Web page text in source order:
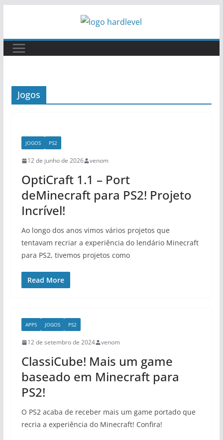
o
conteúdo
Jogos
JOGOS PS2
12 de junho de 2026 venom
OptiCraft 1.1 – Port
deMinecraft para PS2! Projeto
Incrível!
Ao longo dos anos vimos vários projetos que
tentavam recriar a experiência do lendário Minecraft
para PS2, tivemos projetos como
Read More
APPS JOGOS PS2
12 de setembro de 2024 venom
ClassiCube! Mais um game
baseado em Minecraft para
PS2!
O PS2 acaba de receber mais um game portado que
recria a experiência do Minecraft! Confira!